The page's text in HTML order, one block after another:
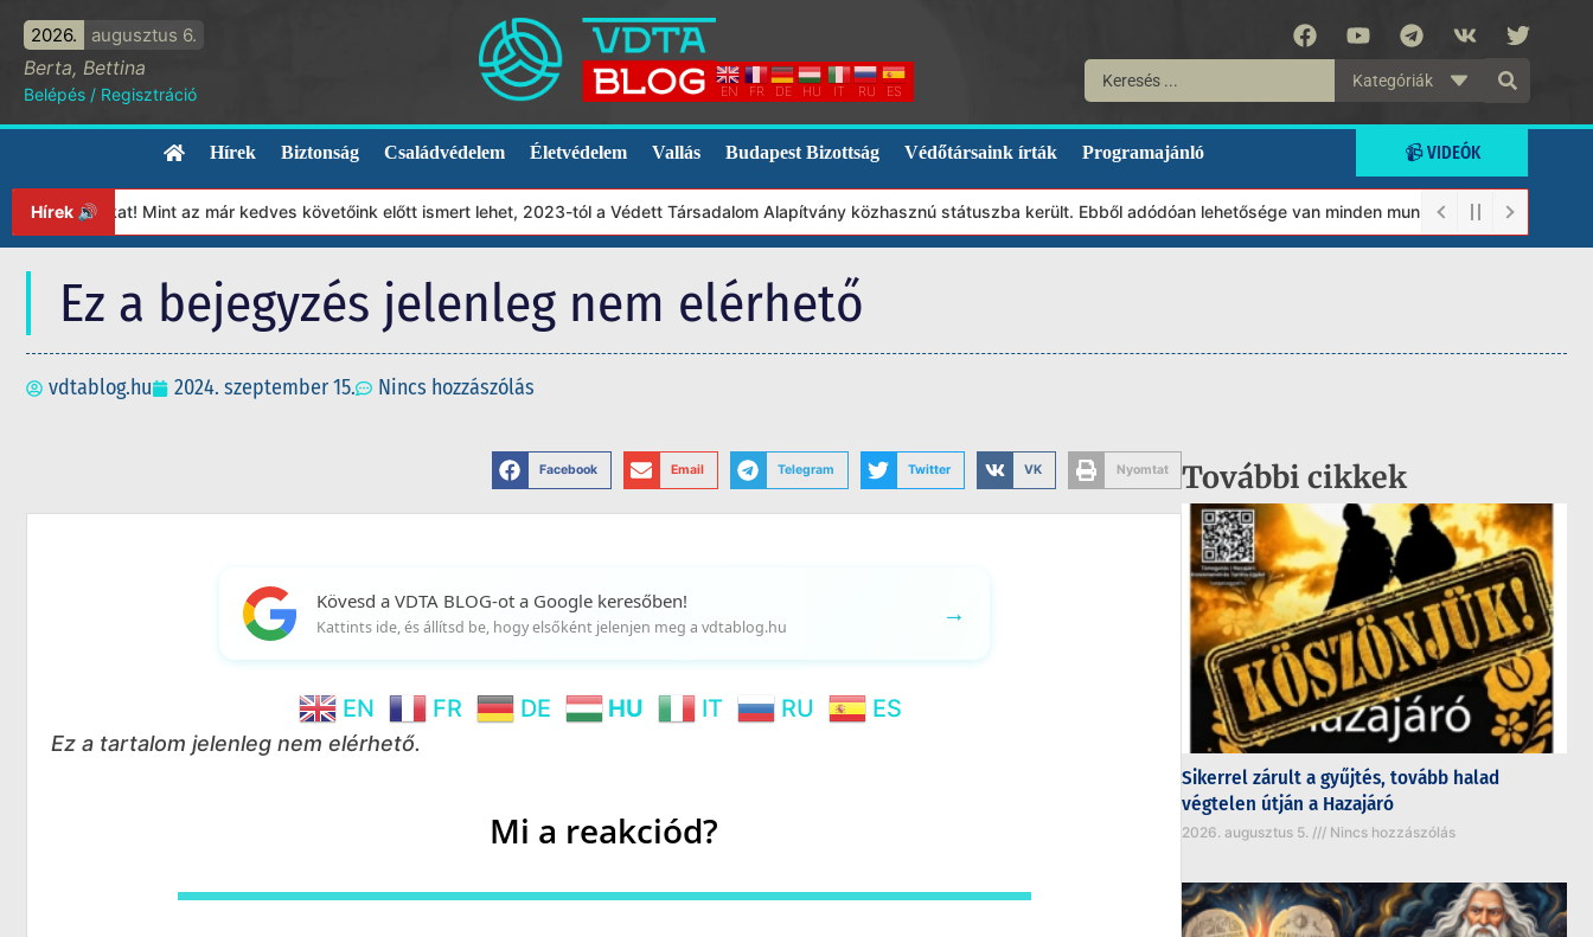
2026. augusztus 6.
Berta, Bettina
Belépés / Regisztráció EN FR DE HU IT RU ES
Kategóriák
Hírek Biztonság Családvédelem Életvédelem Vallás Budapest Bizottság Védőtársaink írták Programajánló 📹 VIDEÓK
Hírek 🔊 Mint az már kedves követőink előtt ismert lehet, 2023-tól a Védett Társadalom Alapítvány közhasznú státuszba került. Ebből adódóan lehetősége van minden munkánkat segíteni
Ez a bejegyzés jelenleg nem elérhető
vdtablog.hu 2024. szeptember 15. Nincs hozzászólás
Facebook Email Telegram Twitter VK Nyomtat
Kövesd a VDTA BLOG-ot a Google keresőben!
Kattints ide, és állítsd be, hogy elsőként jelenjen meg a vdtablog.hu →
EN FR DE HU IT RU ES
Ez a tartalom jelenleg nem elérhető.
Mi a reakciód?
További cikkek
Sikerrel zárult a gyűjtés, tovább halad
végtelen útján a Hazajáró
2026. augusztus 5. Nincs hozzászólás